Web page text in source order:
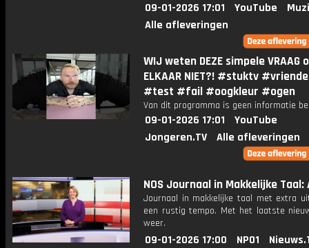
09-01-2026 17:01 YouTube
Alle afleveringen
WIJ weten DEZE simpele VRAAG
ELKAAR NIET?! #stuktv
#test #fail #oogkleur #ogen
Van dit programma is geen informatie
09-01-2026 17:01
YouTube
Jongeren.TV
Alle afleveringen
NOS Journaal in Makkelijke Taal:
Journaal in makkelijke taal met extra
een rustig tempo. Met het laatste
weer.
09-01-2026 17:00 NPO1